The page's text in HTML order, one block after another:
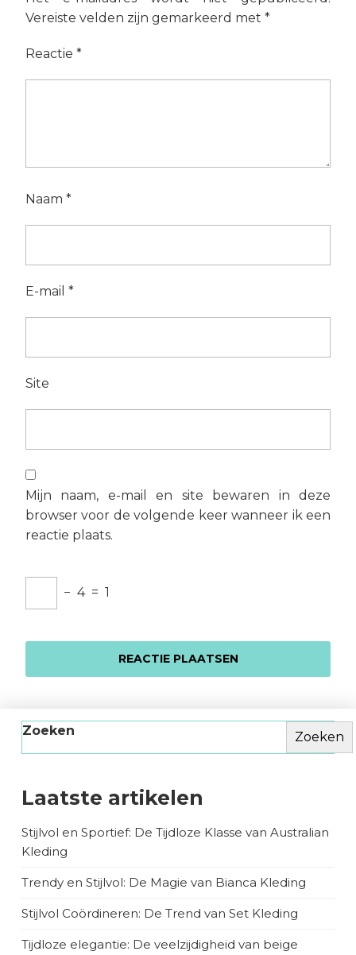
Vereiste velden zijn gemarkeerd met *
Reactie *
Naam *
E-mail *
Site
Mijn naam, e-mail en site bewaren in deze
browser voor de volgende keer wanneer ik een
reactie plaats.
− 4 = 1
Zoeken Zoeken
Laatste artikelen
Stijlvol en Sportief: De Tijdloze Klasse van Australian
Kleding
Trendy en Stijlvol: De Magie van Bianca Kleding
Stijlvol Coördineren: De Trend van Set Kleding
Tijdloze elegantie: De veelzijdigheid van beige